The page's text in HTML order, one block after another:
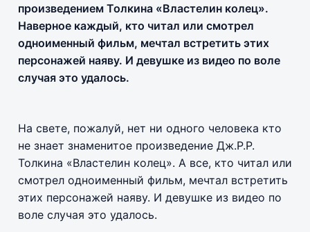
произведением Толкина «Властелин колец».
Наверное каждый, кто читал или смотрел
одноименный фильм, мечтал встретить этих
персонажей наяву. И девушке из видео по воле
случая это удалось.
На свете, пожалуй, нет ни одного человека кто
не знает знаменитое произведение Дж.Р.Р.
Толкина «Властелин колец». А все, кто читал или
смотрел одноименный фильм, мечтал встретить
этих персонажей наяву. И девушке из видео по
воле случая это удалось.